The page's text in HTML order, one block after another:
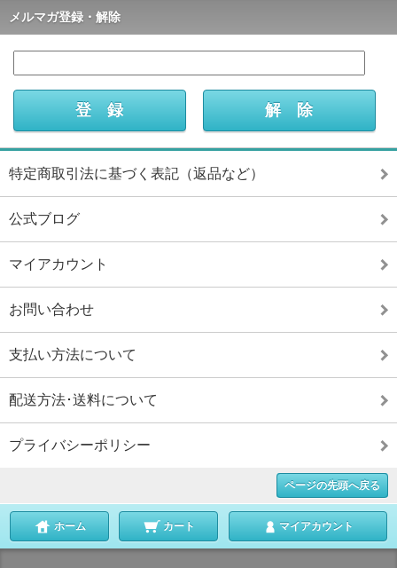
メルマガ登録・解除
特定商取引法に基づく表記（返品など）
公式ブログ
マイアカウント
お問い合わせ
支払い方法について
配送方法･送料について
プライバシーポリシー
ページの先頭へ戻る
ホーム カート マイアカウント